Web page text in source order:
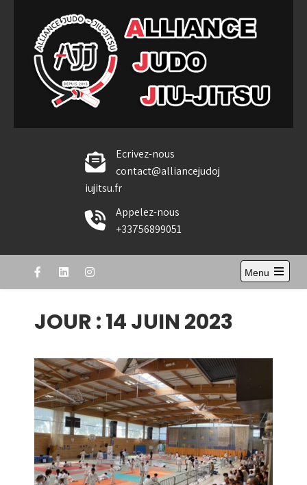
content
Alliance Judo Jiu-jitsu
Ecrivez-nous
contact@alliancejudoj
iujitsu.fr
Appelez-nous
+33756899051
Menu
Open
JOUR :14 JUIN 2023